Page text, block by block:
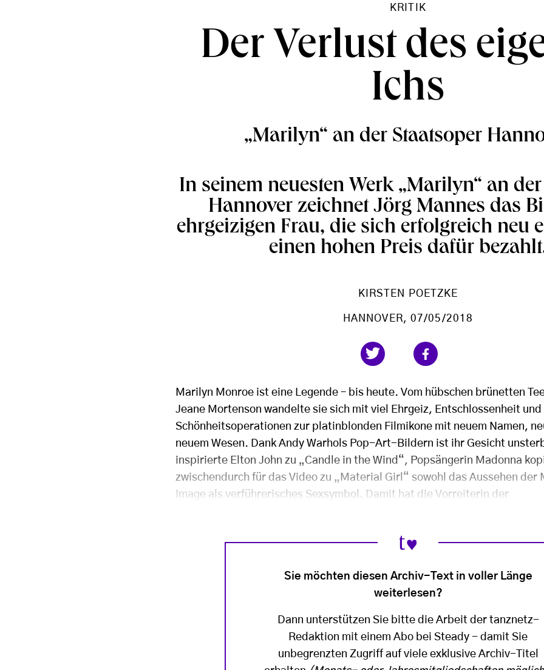
KRITIK
Der Verlust des
Ichs
„Marilyn“ an der Staatsoper
In seinem neuesten Werk „Marilyn“ an
Hannover zeichnet Jörg Mannes das
ehrgeizigen Frau, die sich erfolgreich neu
einen hohen Preis dafür
KIRSTEN POETZKE
HANNOVER, 07/05/2018
Marilyn Monroe ist eine Legende – bis heute. Vom hübschen brünetten
Jeane Mortenson wandelte sie sich mit viel Ehrgeiz, Entschlossenheit
Schönheitsoperationen zur platinblonden Filmikone mit neuem Namen,
neuem Wesen. Dank Andy Warhols Pop-Art-Bildern ist ihr Gesicht
inspirierte Elton John zu „Candle in the Wind“, Popsängerin Madonna
zwischendurch für das Video zu „Material Girl“ sowohl das Aussehen der
Image als verführerisches Sexsymbol. Damit hat die Vorreiterin der
Sie möchten diesen Archiv-Text in voller Länge
weiterlesen?
Dann unterstützen Sie bitte die Arbeit der tanznetz-
Redaktion mit einem Abo bei Steady - damit Sie
unbegrenzten Zugriff auf viele exklusive Archiv-Titel